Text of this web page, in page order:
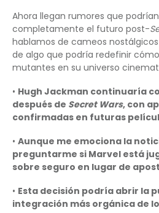
Ahora llegan rumores que
completamente el futuro post-
hablamos de cameos
de algo que podría redefinir
mutantes en su universo
• Hugh Jackman continuaría
después de Secret Wars, con
confirmadas en futuras
• Aunque me emociona la
preguntarme si Marvel está
sobre seguro en lugar de
• Esta decisión podría abrir la
integración más orgánica de